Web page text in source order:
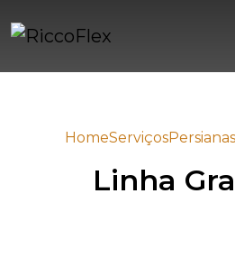
HomeServiçosPersianas
Linha